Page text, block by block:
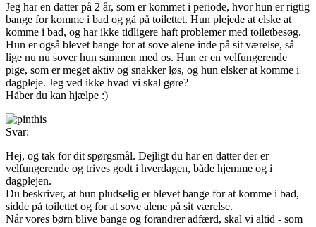
Jeg har en datter på 2 år, som er kommet i periode, hvor hun er rigtig
bange for komme i bad og gå på toilettet. Hun plejede at elske at
komme i bad, og har ikke tidligere haft problemer med toiletbesøg.
Hun er også blevet bange for at sove alene inde på sit værelse, så
lige nu nu sover hun sammen med os. Hun er en velfungerende
pige, som er meget aktiv og snakker løs, og hun elsker at komme i
dagpleje. Jeg ved ikke hvad vi skal gøre?
Håber du kan hjælpe :)
Svar:
Hej, og tak for dit spørgsmål. Dejligt du har en datter der er
velfungerende og trives godt i hverdagen, både hjemme og i
dagplejen.
Du beskriver, at hun pludselig er blevet bange for at komme i bad,
sidde på toilettet og for at sove alene på sit værelse.
Når vores børn blive bange og forandrer adfærd, skal vi altid - som